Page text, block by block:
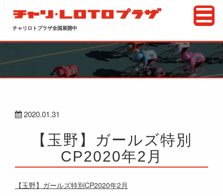
チャリロトプラザ全国展開中
2020.01.31
【玉野】ガールズ特別
CP2020年2月
【玉野】ガールズ特別CP2020年2月